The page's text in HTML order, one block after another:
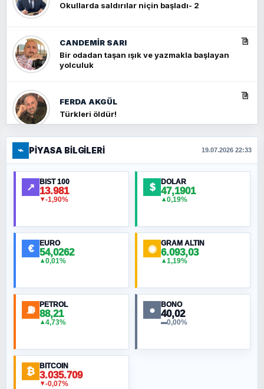
Okullarda saldırılar niçin başladı- 2
CANDEMIR SARI
Bir odadan taşan ışık ve yazmakla başlayan
yolculuk
FERDA AKGÜL
Türkleri öldür!
FERHAT BÜYÜKKALKAN
Ankara Zirvesi: NATO Toplantısı mı, Yeni
Ortadoğu Haritasının Provası mı?
MURAT ÖZKAN
NURETTIN BÖLÜK
ORHAN KILIÇOĞLU
Fahişeye beyinli bir müstevli alçağına
⌁ PIYASA BILGILERI 19.07.2026 22:33
↗ BIST 100
13.981
▼-1,90%
$ DOLAR
47,1901
▲0,19%
€ EURO
54,0262
▲0,01%
◉ GRAM ALTIN
6.093,03
▲1,19%
⛽ PETROL
88,21
▲4,73%
● BONO
40,02
▬0,00%
₿ BITCOIN
3.035.709
▼-0,07%